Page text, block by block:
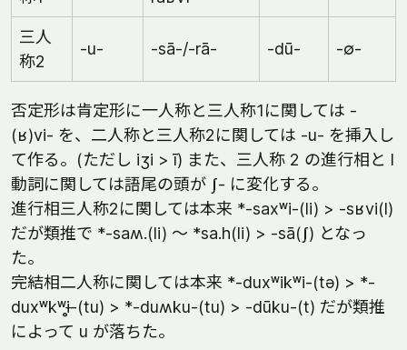
三人
称2
-u- -sā-/-rā- -dū- -∅-
否定形は肯定形に一人称と三人称1に関しては -
(ʁ)vi- を、二人称と三人称2に関しては -u- を挿入し
て作る。(ただし iʒi > ī) また、三人称 2 の進行相と l
動詞に関しては語尾の頭が ʃ- に変化する。
進行相三人称2に関しては本来 *-saxʷi-(li) > -sʁvi(l)
だが類推で *-saʍ.(li) ～ *sa.h(li) > -sā(ʃ) となっ
た。
完結相二人称に関しては本来 *-duxʷikʷi-(tə) > *-
duxʷkʷɨ̥-(tu) > *-duʍku-(tu) > -dūku-(t) だが類推
によって u が落ちた。